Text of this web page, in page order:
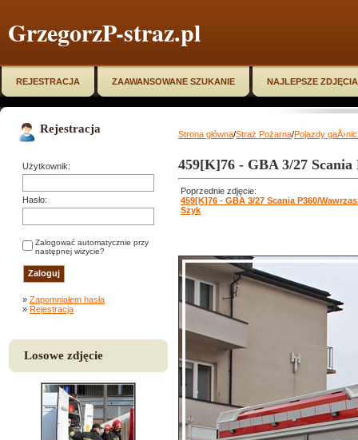
GrzegorzP-straz.pl
REJESTRACJA ZAAWANSOWANE SZUKANIE NAJLEPSZE ZDJĘCIA
Rejestracja
Użytkownik:
Hasło:
Zalogować automatycznie przy
następnej wizycie?
» Zapomniałem hasła
» Rejestracja
Losowe zdjęcie
Strona główna/Straż Pożarna/Pojazdy
459[K]76 - GBA 3/27 Scania
Poprzednie zdjęcie:
459[K]76 - GBA 3/27 Scania P360/
Szyk